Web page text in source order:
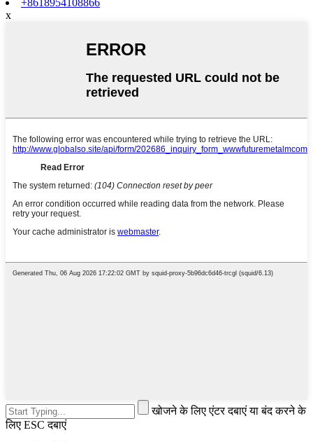
+8618954108866
x
खोजने के लिए एंटर दबाएं या बंद करने के
लिए ESC दबाएं